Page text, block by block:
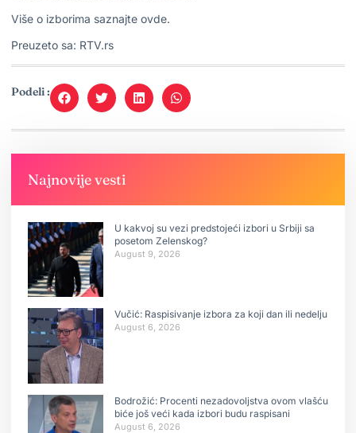
Više o izborima saznajte ovde.
Preuzeto sa: RTV.rs
Podeli :
Najnovije vesti
U kakvoj su vezi predstojeći izbori u Srbiji sa
posetom Zelenskog?
August 9, 2026
Vučić: Raspisivanje izbora za koji dan ili nedelju
August 6, 2026
Bodrožić: Procenti nezadovoljstva ovom vlašću
biće još veći kada izbori budu raspisani
August 6, 2026